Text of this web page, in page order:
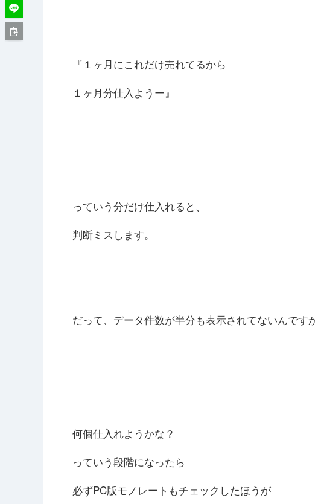
『１ヶ月にこれだけ売れてるから
１ヶ月分仕入ようー』
っていう分だけ仕入れると、
判断ミスします。
だって、データ件数が半分も表示されてないんです
何個仕入れようかな？
っていう段階になったら
必ずPC版モノレートもチェックしたほうが